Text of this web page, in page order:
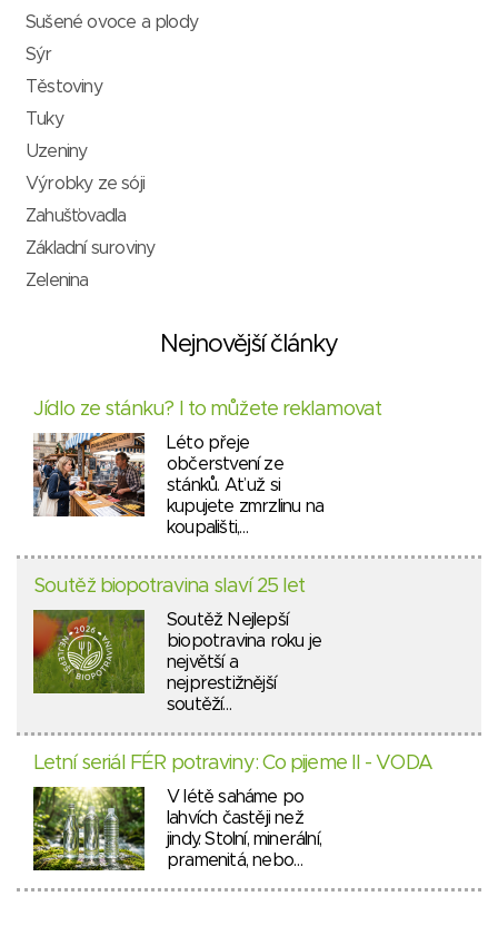
Sušené ovoce a plody
Sýr
Těstoviny
Tuky
Uzeniny
Výrobky ze sóji
Zahušťovadla
Základní suroviny
Zelenina
Nejnovější články
Jídlo ze stánku? I to můžete reklamovat
Léto přeje
občerstvení ze
stánků. Ať už si
kupujete zmrzlinu na
koupališti,…
Soutěž biopotravina slaví 25 let
Soutěž Nejlepší
biopotravina roku je
největší a
nejprestižnější
soutěží…
Letní seriál FÉR potraviny: Co pijeme II - VODA
V létě saháme po
lahvích častěji než
jindy. Stolní, minerální,
pramenitá, nebo…